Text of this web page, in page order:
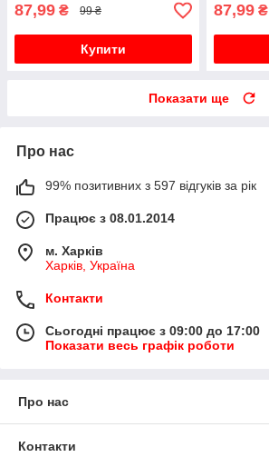
87,99 ₴ 99 ₴
Купити
87,99 ₴
Показати ще
Про нас
99% позитивних з 597 відгуків за рік
Працює з 08.01.2014
м. Харків
Харків, Україна
Контакти
Сьогодні працює з 09:00 до 17:00
Показати весь графік роботи
Про нас
Контакти